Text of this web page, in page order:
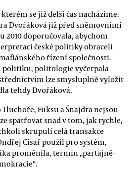
kterém se již delší čas nacházíme.
Dvořáková již před sněmovními
2010 doporučovala, abychom
české politiky obraceli
řízení společnosti.
politiku, politologie vyčerpala
lze smysluplně vyložit
tehdy Dvořáková.
Fuksu a Šnajdra nejsou
spatřovat snad v tom, jak rychle,
skrupulí celá transakce
Císař použil pro systém,
proměnila, termín „partajně-